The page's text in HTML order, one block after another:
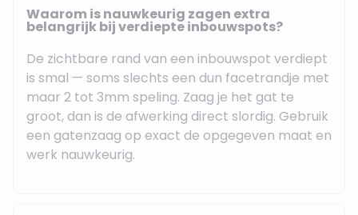
Waarom is nauwkeurig zagen extra
belangrijk bij verdiepte inbouwspots?
De zichtbare rand van een inbouwspot verdiept
is smal — soms slechts een dun facetrandje met
maar 2 tot 3mm speling. Zaag je het gat te
groot, dan is de afwerking direct slordig. Gebruik
een gatenzaag op exact de opgegeven maat en
werk nauwkeurig.